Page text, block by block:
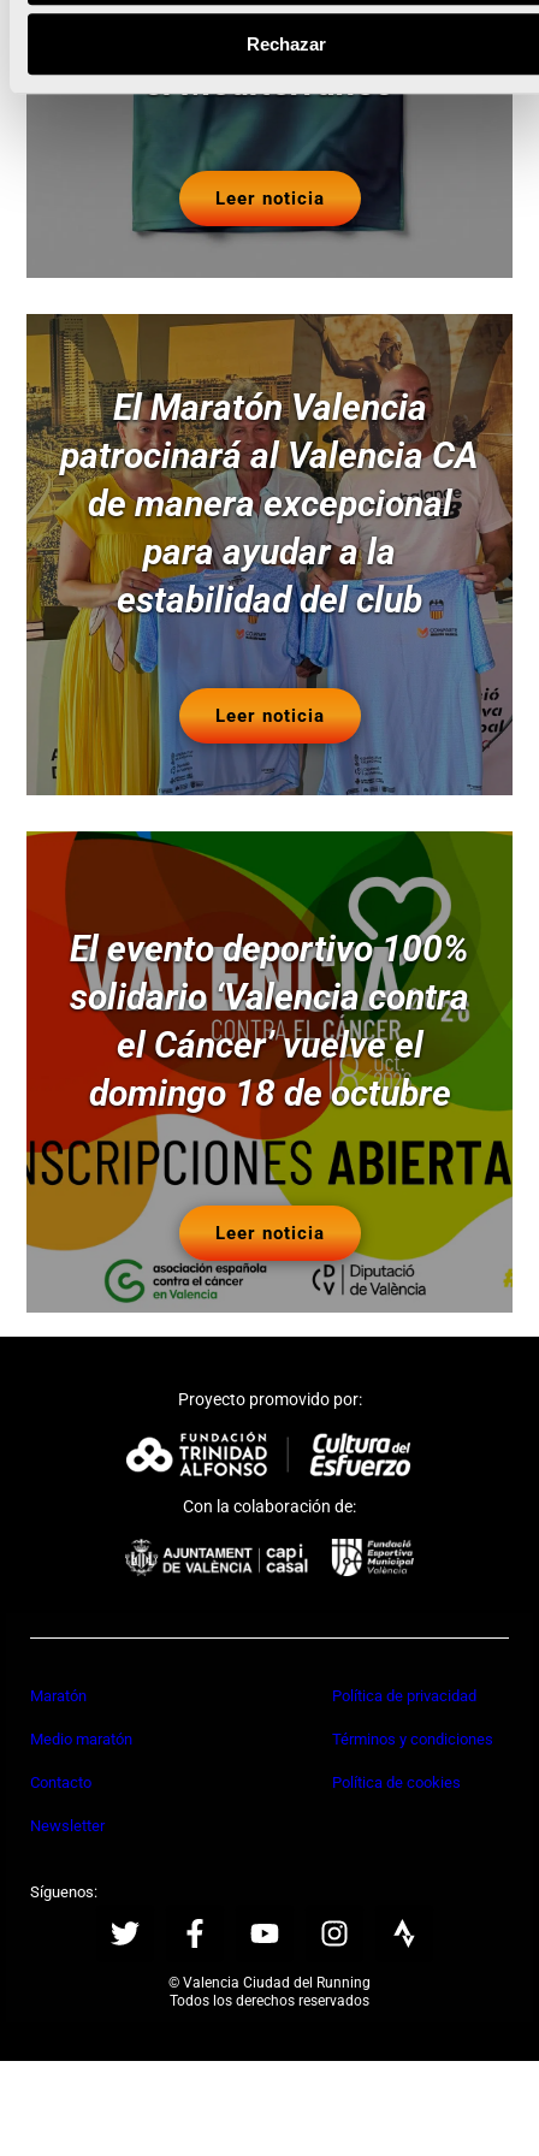
Rechazar
sostenible e inspirada en
el Mediterráneo
Leer noticia
El Maratón Valencia
patrocinará al Valencia CA
de manera excepcional
para ayudar a la
estabilidad del club
Leer noticia
El evento deportivo 100%
solidario ‘Valencia contra
el Cáncer’ vuelve el
domingo 18 de octubre
Leer noticia
Proyecto promovido por:
Con la colaboración de:
Maratón
Medio maratón
Contacto
Newsletter
Política de privacidad
Términos y condiciones
Política de cookies
Síguenos:
© Valencia Ciudad del Running
Todos los derechos reservados